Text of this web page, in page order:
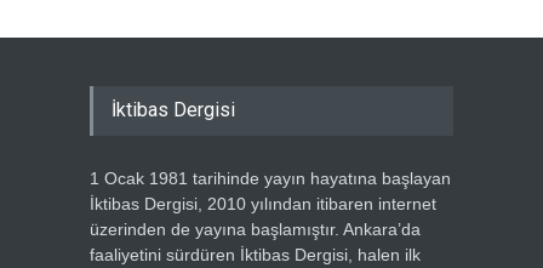
İktibas Dergisi
1 Ocak 1981 tarihinde yayın hayatına başlayan
İktibas Dergisi, 2010 yılından itibaren internet
üzerinden de yayına başlamıştır. Ankara’da
faaliyetini sürdüren İktibas Dergisi, halen ilk